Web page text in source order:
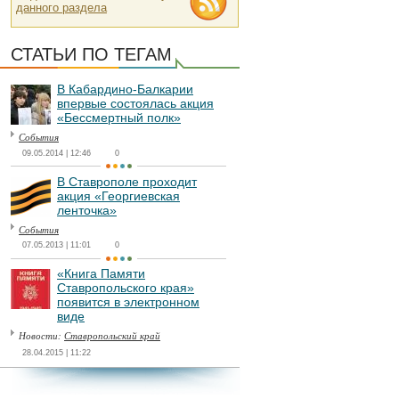
данного раздела
СТАТЬИ ПО ТЕГАМ
В Кабардино-Балкарии
впервые состоялась акция
«Бессмертный полк»
События
09.05.2014 | 12:46 0
В Ставрополе проходит
акция «Георгиевская
ленточка»
События
07.05.2013 | 11:01 0
«Книга Памяти
Ставропольского края»
появится в электронном
виде
Новости: Ставропольский край
28.04.2015 | 11:22